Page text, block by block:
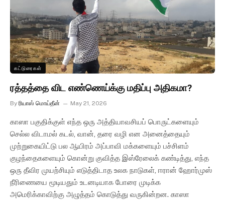
கட்டுரைகள்
ரத்தத்தை விட எண்ணெய்க்கு மதிப்பு அதிகமா?
By ரியாஸ் மொய்தீன் May 21, 2026
காஸா பகுதிக்குள் எந்த ஒரு அத்தியாவசியப் பொருட்களையும்
செல்ல விடாமல் கடல், வான், தரை வழி என அனைத்தையும்
முற்றுகையிட்டு பல ஆயிரம் அப்பாவி மக்களையும் பச்சிளம்
குழந்தைகளையும் கொன்று குவித்த இஸ்ரேலைக் கண்டித்து, எந்த
ஒரு தீவிர முயற்சியும் எடுத்திடாத உலக நாடுகள், ஈரான் ஹோர்முஸ்
நீரிணையை மூடியதும் உடனடியாக போரை முடிக்க
அமெரிக்காவிற்கு அழுத்தம் கொடுத்து வருகின்றன. காஸா